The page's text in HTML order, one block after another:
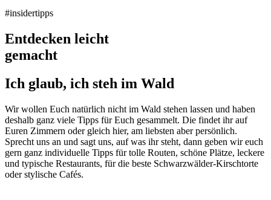
#insidertipps
Entdecken leicht
gemacht
Ich glaub, ich steh im Wald
Wir wollen Euch natürlich nicht im Wald stehen lassen und haben
deshalb ganz viele Tipps für Euch gesammelt. Die findet ihr auf
Euren Zimmern oder gleich hier, am liebsten aber persönlich.
Sprecht uns an und sagt uns, auf was ihr steht, dann geben wir euch
gern ganz individuelle Tipps für tolle Routen, schöne Plätze, leckere
und typische Restaurants, für die beste Schwarzwälder-Kirschtorte
oder stylische Cafés.